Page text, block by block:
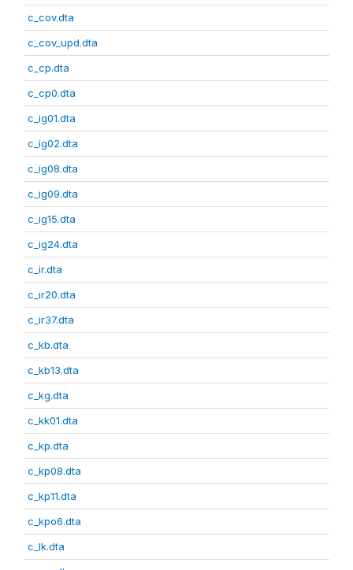
c_cov.dta
c_cov_upd.dta
c_cp.dta
c_cp0.dta
c_ig01.dta
c_ig02.dta
c_ig08.dta
c_ig09.dta
c_ig15.dta
c_ig24.dta
c_ir.dta
c_ir20.dta
c_ir37.dta
c_kb.dta
c_kb13.dta
c_kg.dta
c_kk01.dta
c_kp.dta
c_kp08.dta
c_kp11.dta
c_kpo6.dta
c_lk.dta